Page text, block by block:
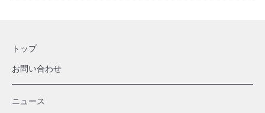
トップ
お問い合わせ
ニュース